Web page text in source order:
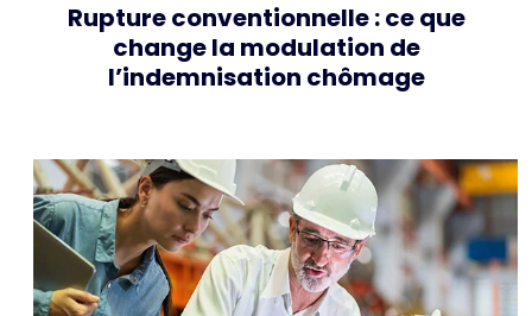
Rupture conventionnelle : ce que
change la modulation de
l’indemnisation chômage